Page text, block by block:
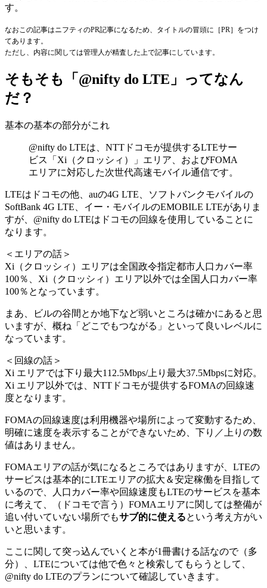
す。
なおこの記事はニフティのPR記事になるため、タイトルの冒頭に［PR］をつけ
てあります。
ただし、内容に関しては管理人が精査した上で記事にしています。
そもそも「@nifty do LTE」ってなん
だ？
基本の基本の部分がこれ
@nifty do LTEは、NTTドコモが提供するLTEサー
ビス「Xi（クロッシィ）」エリア、およびFOMA
エリアに対応した次世代高速モバイル通信です。
LTEはドコモの他、auの4G LTE、ソフトバンクモバイルの
SoftBank 4G LTE、イー・モバイルのEMOBILE LTEがありま
すが、@nifty do LTEはドコモの回線を使用していることに
なります。
＜エリアの話＞
Xi（クロッシィ）エリアは全国政令指定都市人口カバー率
100％、Xi（クロッシィ）エリア以外では全国人口カバー率
100％となっています。
まあ、ビルの谷間とか地下など弱いところは確かにあると思
いますが、概ね「どこでもつながる」といって良いレベルに
なっています。
＜回線の話＞
Xi エリアでは下り最大112.5Mbps/上り最大37.5Mbpsに対応。
Xi エリア以外では、NTTドコモが提供するFOMAの回線速
度となります。
FOMAの回線速度は利用機器や場所によって変動するため、
明確に速度を表示することができないため、下り／上りの数
値はありません。
FOMAエリアの話が気になるところではありますが、LTEの
サービスは基本的にLTEエリアの拡大＆安定稼働を目指して
いるので、人口カバー率や回線速度もLTEのサービスを基本
に考えて、（ドコモで言う）FOMAエリアに関しては整備が
追い付いていない場所でもサブ的に使えるという考え方がい
いと思います。
ここに関して突っ込んでいくと本が1冊書ける話なので（多
分）、LTEについては他で色々と検索してもらうとして、
@nifty do LTEのプランについて確認していきます。